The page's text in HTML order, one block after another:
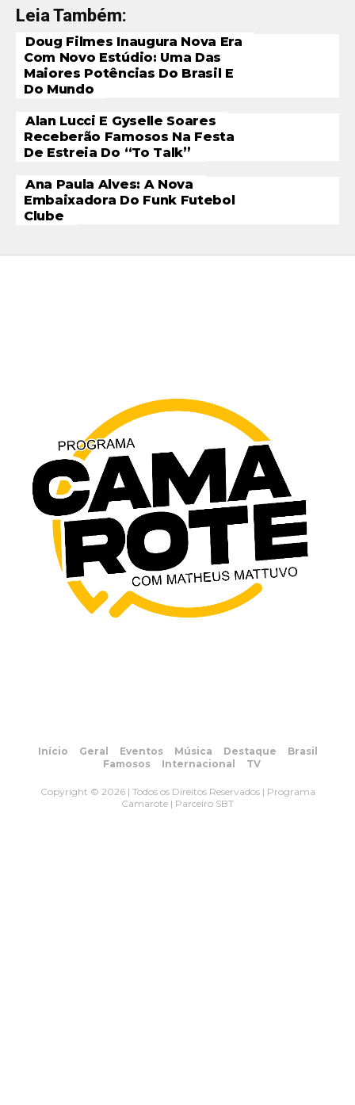
Leia Também:
Doug Filmes Inaugura Nova Era
Com Novo Estúdio: Uma Das
Maiores Potências Do Brasil E
Do Mundo
Alan Lucci E Gyselle Soares
Receberão Famosos Na Festa
De Estreia Do “To Talk”
Ana Paula Alves: A Nova
Embaixadora Do Funk Futebol
Clube
Início Geral Eventos Música Destaque
Brasil
Famosos
Internacional TV
Copyright © 2026 | Todos os Direitos Reservados | Programa
Camarote | Parceiro SBT